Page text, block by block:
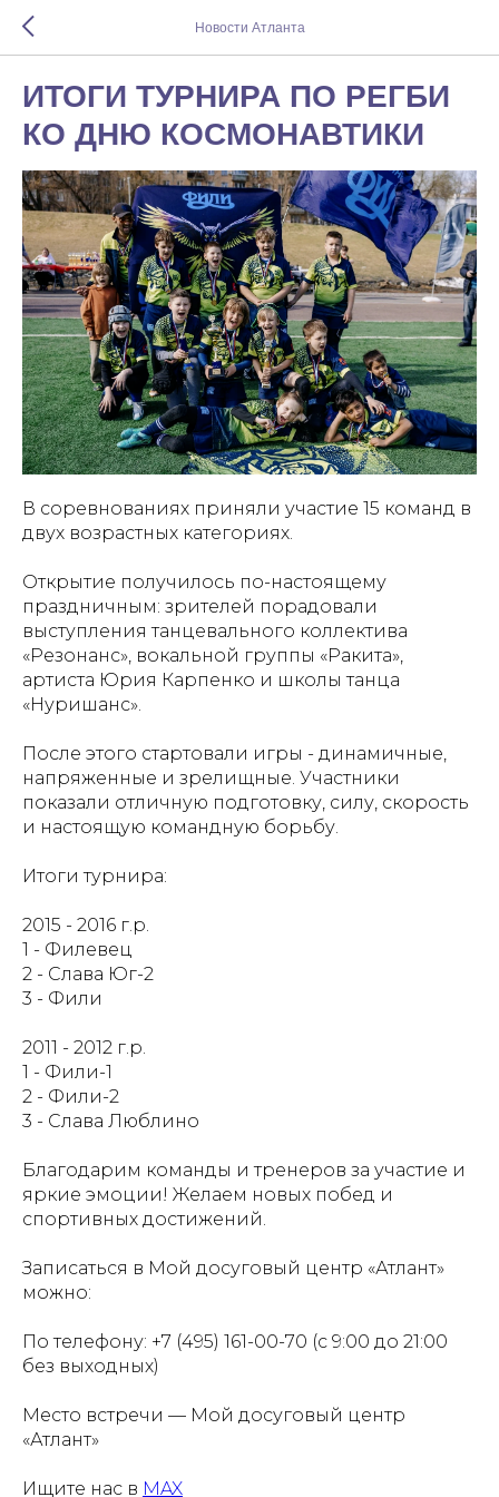
Новости Атланта
ИТОГИ ТУРНИРА ПО РЕГБИ
КО ДНЮ КОСМОНАВТИКИ
В соревнованиях приняли участие 15 команд в
двух возрастных категориях.
Открытие получилось по-настоящему
праздничным: зрителей порадовали
выступления танцевального коллектива
«Резонанс», вокальной группы «Ракита»,
артиста Юрия Карпенко и школы танца
«Нуришанс».
После этого стартовали игры - динамичные,
напряженные и зрелищные. Участники
показали отличную подготовку, силу, скорость
и настоящую командную борьбу.
Итоги турнира:
2015 - 2016 г.р.
1 - Филевец
2 - Слава Юг-2
3 - Фили
2011 - 2012 г.р.
1 - Фили-1
2 - Фили-2
3 - Слава Люблино
Благодарим команды и тренеров за участие и
яркие эмоции! Желаем новых побед и
спортивных достижений.
Записаться в Мой досуговый центр «Атлант»
можно:
По телефону: +7 (495) 161-00-70 (с 9:00 до 21:00
без выходных)
Место встречи — Мой досуговый центр
«Атлант»
Ищите нас в MAX